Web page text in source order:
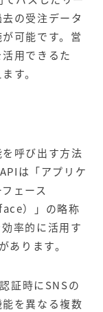
の受注データ
可能です。営
用できるた
す。
呼び出す方法
は「アプリケ
ェース
）」の略称
率的に活用す
あります。
証時にSNSの
を異なる複数